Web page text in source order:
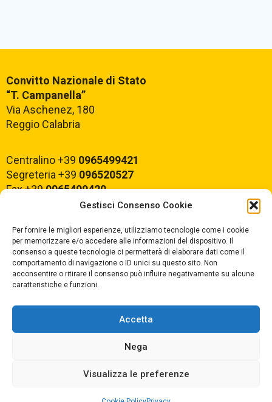
Gestisci Consenso Cookie
Per fornire le migliori esperienze, utilizziamo tecnologie come i cookie
per memorizzare e/o accedere alle informazioni del dispositivo. Il
consenso a queste tecnologie ci permetterà di elaborare dati come il
comportamento di navigazione o ID unici su questo sito. Non
acconsentire o ritirare il consenso può influire negativamente su alcune
caratteristiche e funzioni.
Accetta
Nega
Visualizza le preferenze
Convitto Nazionale di Stato
“T. Campanella”
Via Aschenez, 180
Reggio Calabria
Centralino +39 0965499421
Segreteria +39 096520527
Fax +390965499420
E-mail: rcvc010005@istruzione.it
PEC:rcvc010005@pec.istruzione.it
ORARIO DI APERTURA
Dal lunedì al Venerdì
dalle ore 07,00 alle ore 18,30
Copyright © 2025 Convitto Nazionale di Stato